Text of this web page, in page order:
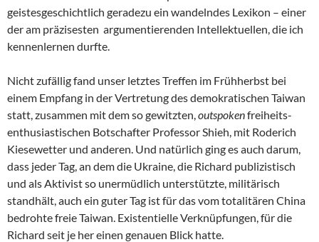
geistesgeschichtlich geradezu ein wandelndes Lexikon – einer
der am präzisesten argumentierenden Intellektuellen, die ich
kennenlernen durfte.
Nicht zufällig fand unser letztes Treffen im Frühherbst bei
einem Empfang in der Vertretung des demokratischen Taiwan
statt, zusammen mit dem so gewitzten,outspokenfreiheits-
enthusiastischen Botschafter Professor Shieh, mit Roderich
Kiesewetter und anderen. Und natürlich ging es auch darum,
dass jeder Tag, an dem die Ukraine, die Richard publizistisch
und als Aktivist so unermüdlich unterstützte, militärisch
standhält, auch ein guter Tag ist für das vom totalitären China
bedrohte freie Taiwan. Existentielle Verknüpfungen, für die
Richard seit je her einen genauen Blick hatte.